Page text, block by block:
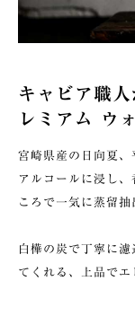
キャビア職
レミアム ウ
宮崎県産の日向夏、
アルコールに浸し
ころで一気に蒸留抽
白樺の炭で丁寧に
てくれる、上品で